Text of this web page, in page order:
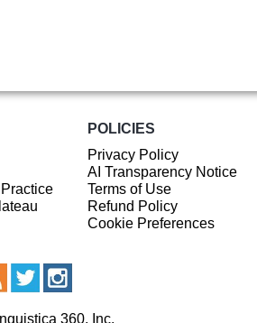
POLICIES
Privacy Policy
AI Transparency Notice
Terms of Use
Refund Policy
Cookie Preferences
360, Inc.